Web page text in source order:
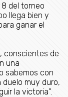
del torneo
llega bien y
ganar el
conscientes de
una
sabemos con
duelo muy duro,
la victoria”.